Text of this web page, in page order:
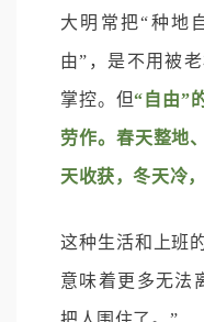
大明常把“种地
由”，是不用被
掌控。但“自由”
劳作。春天整地
天收获，冬天冷
这种生活和上班
意味着更多无法